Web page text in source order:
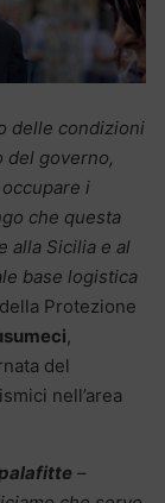
delle condizioni
del governo,
i
che questa
alla Sicilia e al
base logistica
Protezione
,
del
nell’area
–